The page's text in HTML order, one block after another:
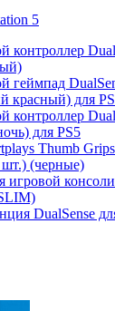
5
контроллер
геймпад
красный) для
контроллер
для PS5
Thumb
шт.) (черные)
игровой
DualSense